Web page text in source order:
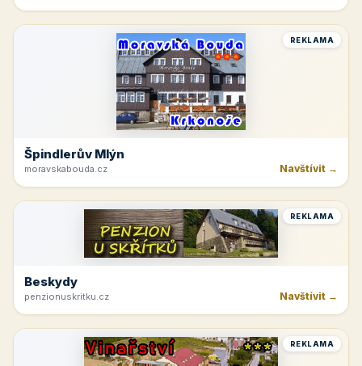
REKLAMA
Špindlerův Mlýn
moravskabouda.cz Navštívit →
REKLAMA
Beskydy
penzionuskritku.cz Navštívit →
REKLAMA